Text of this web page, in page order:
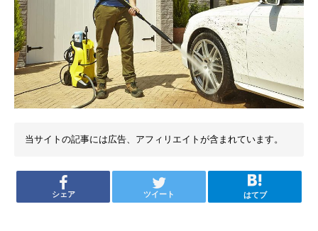
当サイトの記事には広告、アフィリエイトが含まれています。
シェア ツイート はてブ